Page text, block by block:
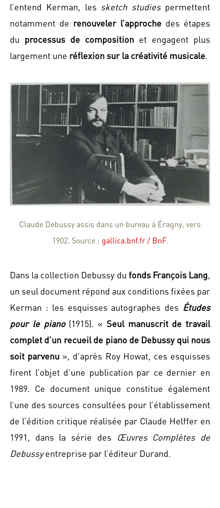
l’entend Kerman, les sketch studiespermettent
notamment de renouveler l’approche des étapes
du processus de composition et engagent plus
largement une réflexion sur la créativité musicale.
Claude Debussy assis dans un bureau à Éragny, vers
1902. Source : gallica.bnf.fr / BnF.
Dans la collection Debussy du fonds François Lang,
un seul document répond aux conditions fixées par
Kerman : les esquisses autographes des Études
pour le piano(1915). « Seul manuscrit de travail
complet d’un recueil de piano de Debussy qui nous
soit parvenu », d’après Roy Howat, ces esquisses
firent l’objet d’une publication par ce dernier en
1989. Ce document unique constitue également
l’une des sources consultées pour l’établissement
de l’édition critique réalisée par Claude Helffer en
1991, dans la série des
Œuvres Complètes de
Debussyentreprise par l’éditeur Durand.